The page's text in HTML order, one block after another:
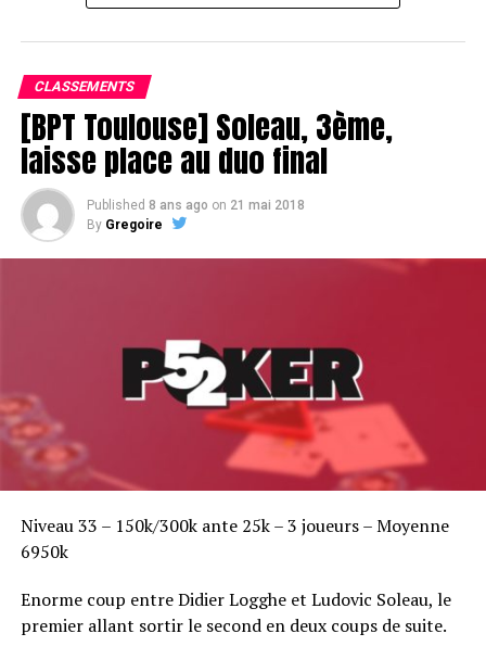
Le champagne va réchauffer si les deux finalistes ne se décident pas !
CLASSEMENTS
[BPT Toulouse] Soleau, 3ème,
laisse place au duo final
Published 8 ans ago on 21 mai 2018
By Gregoire
Niveau 33 – 150k/300k ante 25k – 3 joueurs – Moyenne
6950k
Enorme coup entre Didier Logghe et Ludovic Soleau, le
premier allant sortir le second en deux coups de suite.